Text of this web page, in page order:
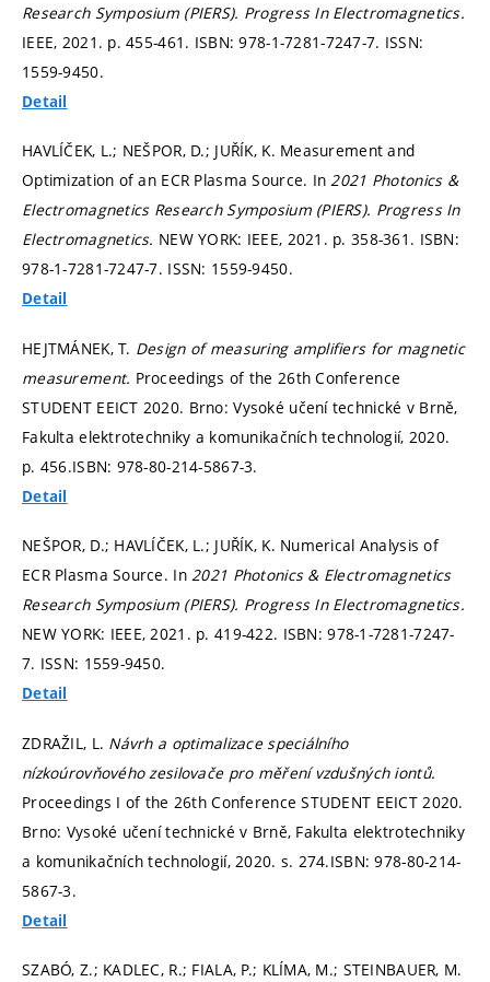
Research Symposium (PIERS). Progress In Electromagnetics.
IEEE, 2021. p. 455-461. ISBN: 978-1-7281-7247-7. ISSN:
1559-9450.
Detail
HAVLÍČEK, L.; NEŠPOR, D.; JUŘÍK, K. Measurement and
Optimization of an ECR Plasma Source. In2021 Photonics &
Electromagnetics Research Symposium (PIERS). Progress In
Electromagnetics. NEW YORK: IEEE, 2021. p. 358-361. ISBN:
978-1-7281-7247-7. ISSN: 1559-9450.
Detail
HEJTMÁNEK, T. Design of measuring amplifiers for magnetic
measurement. Proceedings of the 26th Conference
STUDENT EEICT 2020. Brno: Vysoké učení technické v Brně,
Fakulta elektrotechniky a komunikačních technologií, 2020.
p. 456.ISBN: 978-80-214-5867-3.
Detail
NEŠPOR, D.; HAVLÍČEK, L.; JUŘÍK, K. Numerical Analysis of
ECR Plasma Source. In2021 Photonics & Electromagnetics
Research Symposium (PIERS). Progress In Electromagnetics.
NEW YORK: IEEE, 2021. p. 419-422. ISBN: 978-1-7281-7247-
7. ISSN: 1559-9450.
Detail
ZDRAŽIL, L. Návrh a optimalizace speciálního
nízkoúrovňového zesilovače pro měření vzdušných iontů.
Proceedings I of the 26th Conference STUDENT EEICT 2020.
Brno: Vysoké učení technické v Brně, Fakulta elektrotechniky
a komunikačních technologií, 2020. s. 274.ISBN: 978-80-214-
5867-3.
Detail
SZABÓ, Z.; KADLEC, R.; FIALA, P.; KLÍMA, M.; STEINBAUER, M.